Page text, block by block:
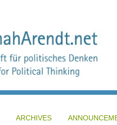
ARCHIVES